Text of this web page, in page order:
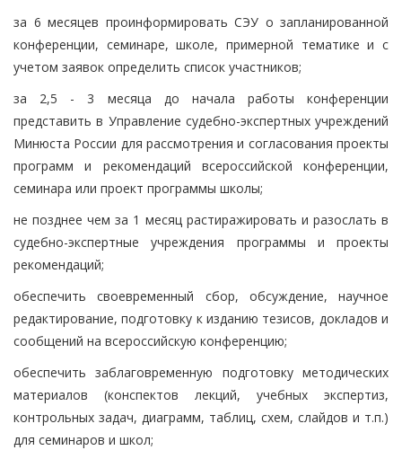
за 6 месяцев проинформировать СЭУ о запланированной
конференции, семинаре, школе, примерной тематике и с
учетом заявок определить список участников;
за 2,5 - 3 месяца до начала работы конференции
представить в Управление судебно-экспертных учреждений
Минюста России для рассмотрения и согласования проекты
программ и рекомендаций всероссийской конференции,
семинара или проект программы школы;
не позднее чем за 1 месяц растиражировать и разослать в
судебно-экспертные учреждения программы и проекты
рекомендаций;
обеспечить своевременный сбор, обсуждение, научное
редактирование, подготовку к изданию тезисов, докладов и
сообщений на всероссийскую конференцию;
обеспечить заблаговременную подготовку методических
материалов (конспектов лекций, учебных экспертиз,
контрольных задач, диаграмм, таблиц, схем, слайдов и т.п.)
для семинаров и школ;